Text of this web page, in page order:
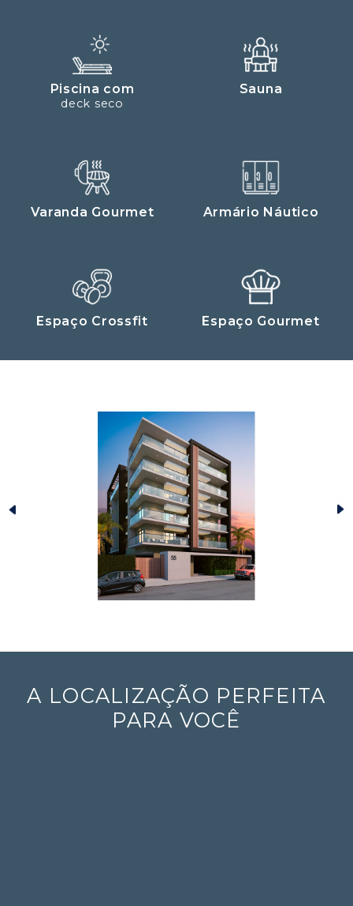
Piscina com
deck seco
Sauna
Varanda Gourmet Armário Náutico
Espaço Crossfit Espaço Gourmet
A LOCALIZAÇÃO PERFEITA
PARA VOCÊ